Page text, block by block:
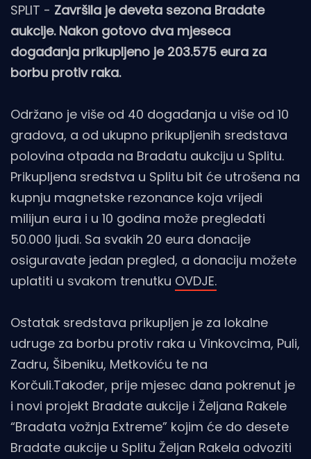
SPLIT - Završila je deveta sezona Bradate
aukcije. Nakon gotovo dva mjeseca
događanja prikupljeno je 203.575 eura za
borbu protiv raka.
Održano je više od 40 događanja u više od 10
gradova, a od ukupno prikupljenih sredstava
polovina otpada na Bradatu aukciju u Splitu.
Prikupljena sredstva u Splitu bit će utrošena na
kupnju magnetske rezonance koja vrijedi
milijun eura i u 10 godina može pregledati
50.000 ljudi. Sa svakih 20 eura donacije
osiguravate jedan pregled, a donaciju možete
uplatiti u svakom trenutku OVDJE.
Ostatak sredstava prikupljen je za lokalne
udruge za borbu protiv raka u Vinkovcima, Puli,
Zadru, Šibeniku, Metkoviću te na
Korčuli.Također, prije mjesec dana pokrenut je
i novi projekt Bradate aukcije i Željana Rakele
“Bradata vožnja Extreme” kojim će do desete
Bradate aukcije u Splitu Željan Rakela odvoziti